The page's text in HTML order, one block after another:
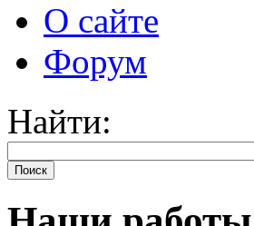
О сайте
Форум
Найти:
Поиск